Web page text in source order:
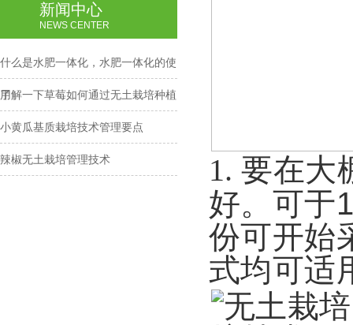
新闻中心
NEWS CENTER
什么是水肥一体化，水肥一体化的使
用
了解一下草莓如何通过无土栽培种植
小黄瓜基质栽培技术管理要点
辣椒无土栽培管理技术 1.要在大
好。可于
份可开始
式均可适